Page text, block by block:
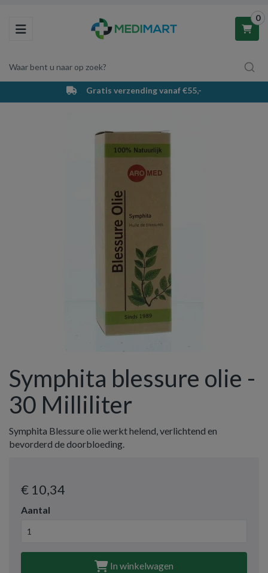
Toggle navigation
Waar bent u naar op zoek?
0
Winkelwagen
Uw winkelwagen is leeg.
Vul hem met producten.
Gratis verzending vanaf €55,-
Symphita blessure olie -
30 Milliliter
Symphita Blessure olie werkt helend, verlichtend en
bevorderd de doorbloeding.
€ 10,34
Aantal
In winkelwagen